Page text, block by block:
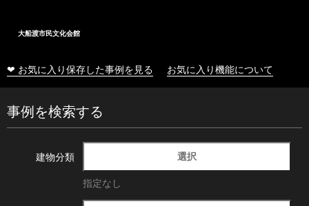
大船渡市民文化会館
❤ お気に入り保存した事例を見る お気に入り機能について
事例を検索する
建物分類 選択
指定なし